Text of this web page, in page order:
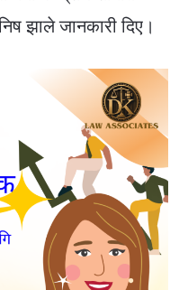
झाले जानकारी दिए।